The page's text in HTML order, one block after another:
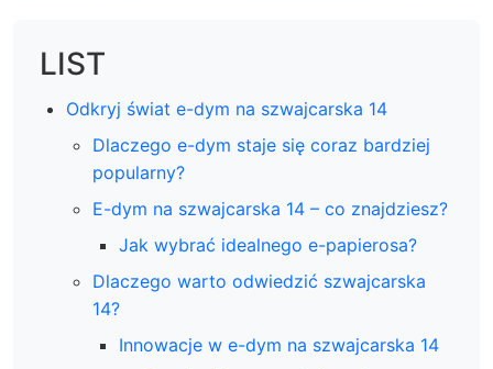
LIST
Odkryj świat e-dym na szwajcarska 14
Dlaczego e-dym staje się coraz bardziej
popularny?
E-dym na szwajcarska 14 – co znajdziesz?
Jak wybrać idealnego e-papierosa?
Dlaczego warto odwiedzić szwajcarska
14?
Innowacje w e-dym na szwajcarska 14